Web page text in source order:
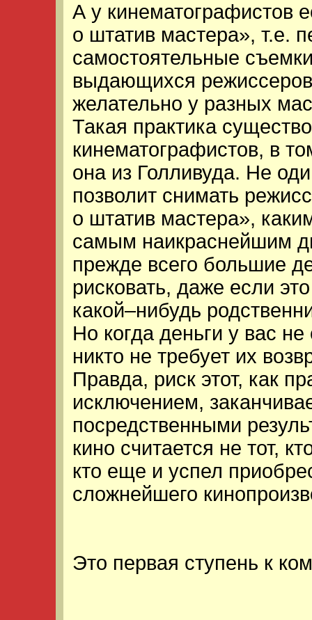
А у кинематографистов
о штатив мастера», т.е.
самостоятельные
выдающихся режиссеров
желательно у разных
Такая практика
кинематографистов, в
она из Голливуда. Не
позволит снимать
о штатив мастера»,
самым наикраснейшим
прежде всего большие
рисковать, даже если
какой–нибудь
Но когда деньги у вас
никто не требует их
Правда, риск этот, как
исключением,
посредственными
кино считается не тот,
кто еще и успел
сложнейшего
Это первая ступень к